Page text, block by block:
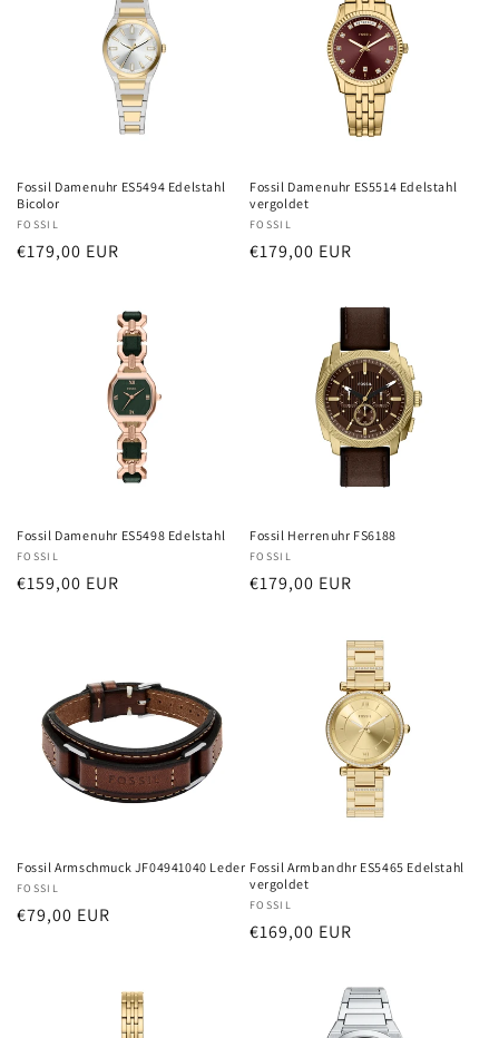
Fossil Damenuhr ES5494 Edelstahl
Bicolor
Anbieter:
FOSSIL
Normaler
€179,00 EUR
Fossil Damenuhr ES5514 Edelstahl
vergoldet
Anbieter:
FOSSIL
Normaler
€179,00 EUR
Fossil Damenuhr ES5498 Edelstahl
Anbieter:
FOSSIL
Normaler
€159,00 EUR
Fossil Herrenuhr FS6188
Anbieter:
FOSSIL
Normaler
€179,00 EUR
Fossil Armschmuck JF04941040 Leder
Anbieter:
FOSSIL
Normaler
€79,00 EUR
Fossil Armbandhr ES5465 Edelstahl
vergoldet
Anbieter:
FOSSIL
Normaler
€169,00 EUR